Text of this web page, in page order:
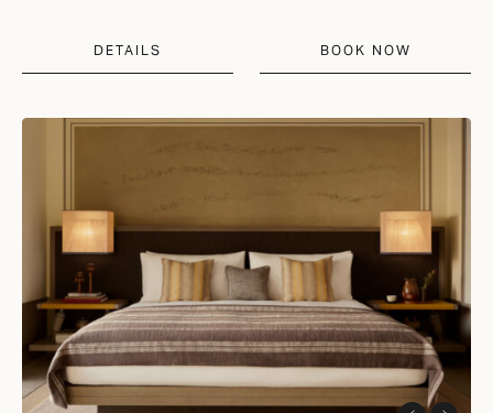
DETAILS BOOK NOW